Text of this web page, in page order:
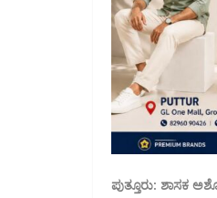
ಪುತ್ತೂರು: ಶಾಸಕ